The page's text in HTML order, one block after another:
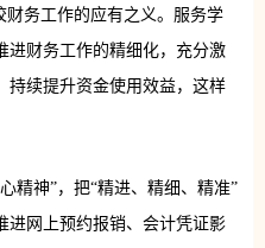
财务工作的应有之义。服务学
进财务工作的精细化，充分激
持续提升资金使用效益，这样
精神”，把“精进、精细、精准”
进网上预约报销、会计凭证影